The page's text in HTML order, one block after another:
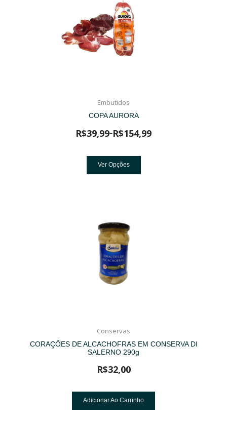
Embutidos
COPA AURORA
R$39,99–R$154,99
Ver Opções
Conservas
CORAÇÕES DE ALCACHOFRAS EM CONSERVA DI
SALERNO 290g
R$32,00
Adicionar Ao Carrinho